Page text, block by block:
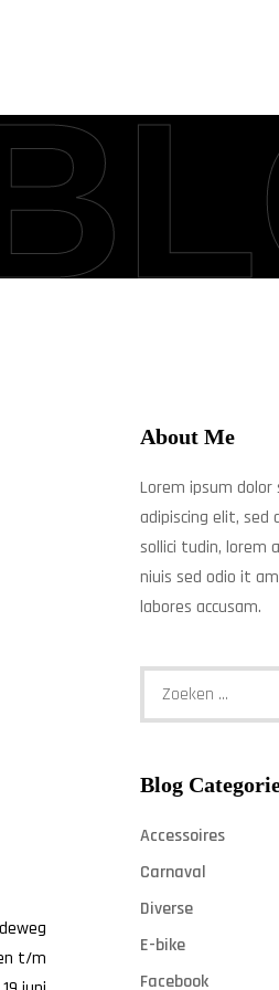
About Me
Lorem ipsum
adipiscing elit, sed
sollici tudin, lorem
niuis sed odio it
labores accusam.
Blog
Accessoires
Carnaval
Diverse
E-bike
Facebook